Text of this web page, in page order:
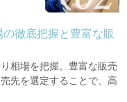
徹底把握と豊富な販
相場を把握。豊富な販売
先を選定することで、高